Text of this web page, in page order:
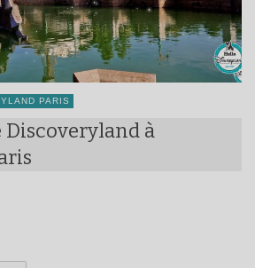
PARIS
Discoveryland à